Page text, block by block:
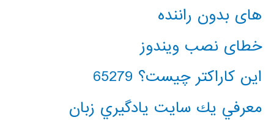
های بدون راننده
خطای نصب ویندوز
این کاراکتر چیست؟ 65279
معرفي يك سايت يادگيري زبان